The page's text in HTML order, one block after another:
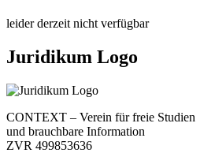
leider derzeit nicht verfügbar
Juridikum Logo
CONTEXT – Verein für freie Studien
und brauchbare Information
ZVR 499853636